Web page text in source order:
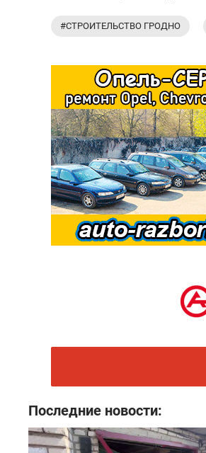
#СТРОИТЕЛЬСТВО ГРОДНО
Последние новости: